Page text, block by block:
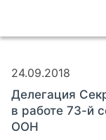
24.09.2018
Делегация
в работе 73-й
ООН